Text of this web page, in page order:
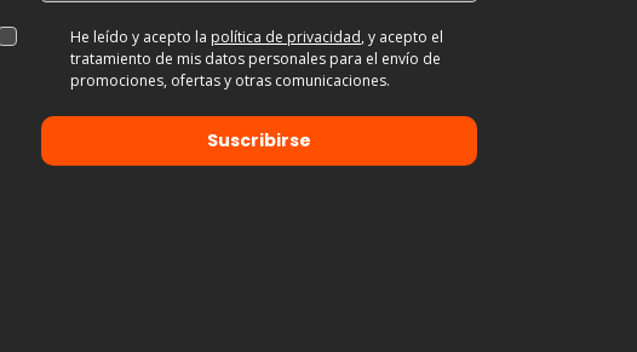
He leído y acepto la política de privacidad, y acepto el
tratamiento de mis datos personales para el envío de
promociones, ofertas y otras comunicaciones.
Suscribirse